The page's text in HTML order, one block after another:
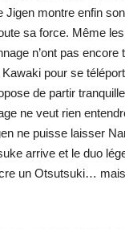
montre enfin son
sa force. Même
n’ont pas encore
pour se
de partir
ne veut rien
ne puisse laisser
arrive et le duo
un Otsutsuki…